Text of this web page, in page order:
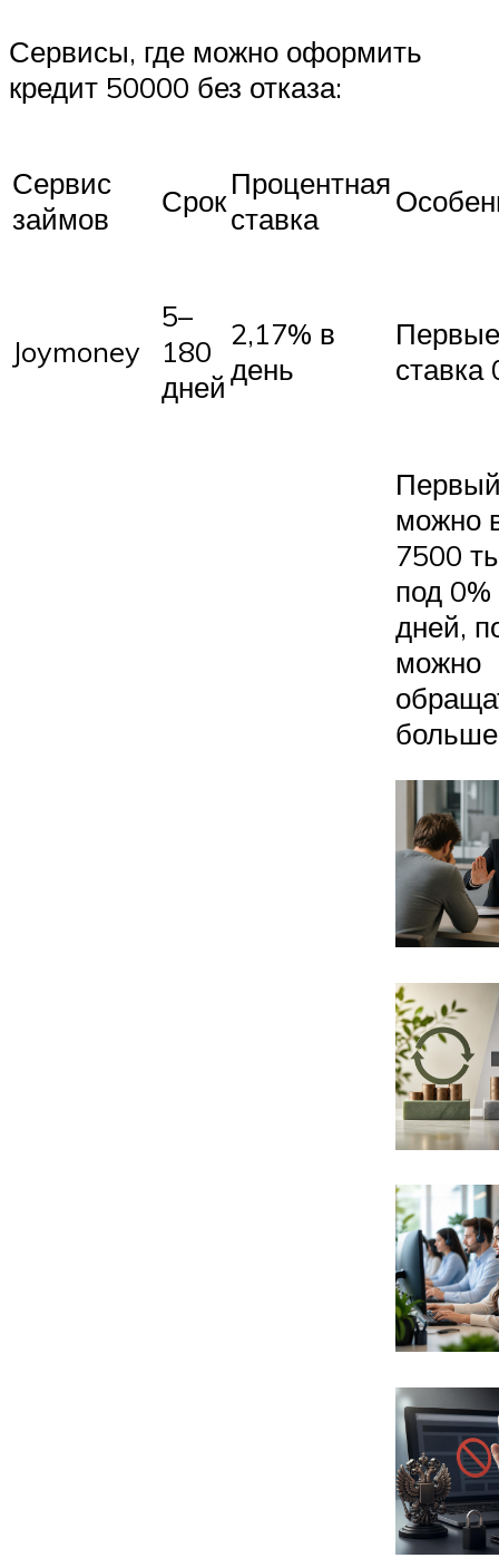
Сервисы, где можно оформить
кредит 50000 без отказа:
Сервис
займов
СрокПроцентная
ставка
Joymoney
5–
180
дней
2,17% в
день
ставка
можно
7500
под
дней,
можно